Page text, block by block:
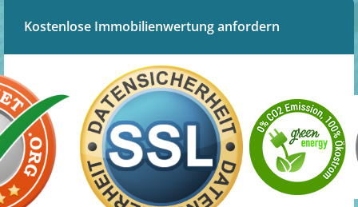
Kostenlose Immobilienwertung anfordern